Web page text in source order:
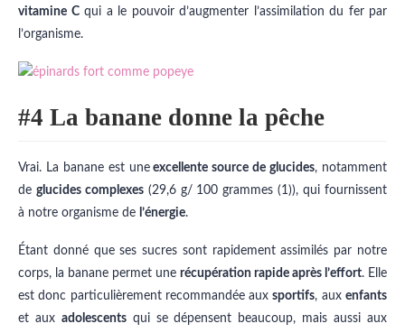
vitamine Cqui a le pouvoir d’augmenter l’assimilation du fer par
l’organisme.
#4 La banane donne la pêche
Vrai. La banane est uneexcellente source de glucides, notamment
de glucides complexes(29,6 g/ 100 grammes (1)), qui fournissent
à notre organisme de l’énergie.
Étant donné que ses sucres sont rapidement assimilés par notre
corps, la banane permet une récupération rapide après l’effort. Elle
est donc particulièrement recommandée auxsportifs, auxenfants
et aux adolescentsqui se dépensent beaucoup, mais aussi aux